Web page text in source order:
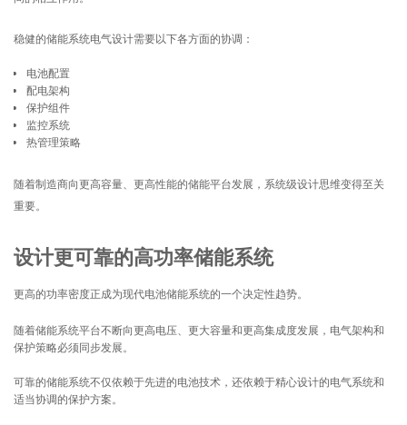
稳健的储能系统电气设计需要以下各方面的协调：
电池配置
配电架构
保护组件
监控系统
热管理策略
随着制造商向更高容量、更高性能的储能平台发展，系统级设计思维变得至关
重要。
设计更可靠的高功率储能系统
更高的功率密度正成为现代电池储能系统的一个决定性趋势。
随着储能系统平台不断向更高电压、更大容量和更高集成度发展，电气架构和
保护策略必须同步发展。
可靠的储能系统不仅依赖于先进的电池技术，还依赖于精心设计的电气系统和
适当协调的保护方案。